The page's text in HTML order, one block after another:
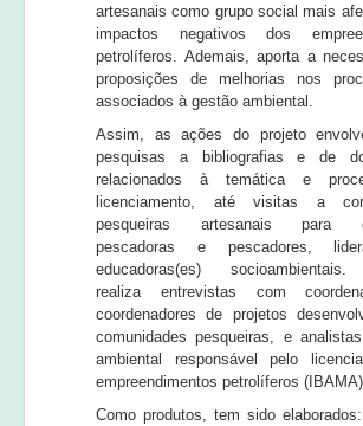
artesanais como grupo social mais
impactos negativos dos
petrolíferos. Ademais, aporta a
proposições de melhorias nos
associados à gestão ambiental.
Assim, as ações do projeto
pesquisas a bibliografias e de
relacionados à temática e
licenciamento, até visitas a
pesqueiras artesanais para
pescadoras e pescadores,
educadoras(es) socioambientais.
realiza entrevistas com
coordenadores de projetos
comunidades pesqueiras, e
ambiental responsável pelo
empreendimentos petrolíferos
Como produtos, tem sido